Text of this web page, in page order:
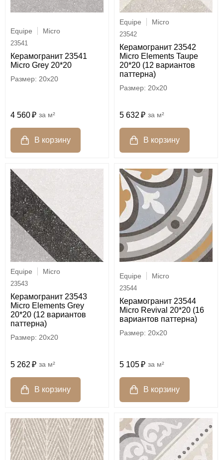
Equipe Micro
23541
Керамогранит 23541
Micro Grey 20*20
20x20
4 560 м²
Equipe Micro
23542
Керамогранит 23542
Micro Elements Taupe
20*20 (12 вариантов
паттерна)
20x20
5 632 м²
Equipe Micro
23543
Керамогранит 23543
Micro Elements Grey
20*20 (12 вариантов
паттерна)
20x20
5 262 м²
Equipe Micro
23544
Керамогранит 23544
Micro Revival 20*20 (16
вариантов паттерна)
20x20
5 105 м²